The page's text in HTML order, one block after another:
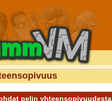
pelin yhteensopivuudesta